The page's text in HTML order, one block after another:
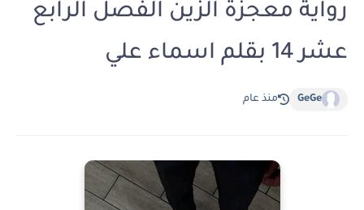
رواية معجزة الزين الفصل الرابع
عشر 14 بقلم اسماء علي
GeGe منذ عام